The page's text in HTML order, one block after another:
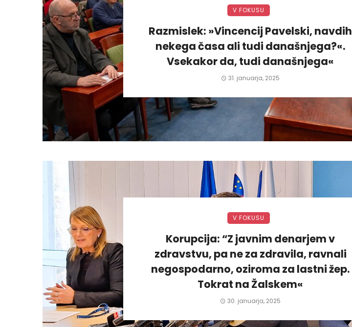
V FOKUSU
Razmislek: »Vincencij Pavelski, navdih
nekega časa ali tudi današnjega?«.
Vsekakor da, tudi današnjega«
31. januarja, 2025
V FOKUSU
Korupcija: “Z javnim denarjem v
zdravstvu, pa ne za zdravila, ravnali
negospodarno, oziroma za lastni žep.
Tokrat na Žalskem«
30. januarja, 2025